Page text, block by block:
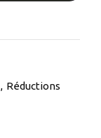
, Réductions